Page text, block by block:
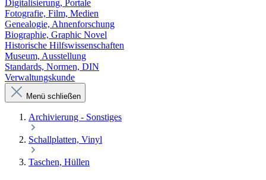
Digitalisierung, Portale
Fotografie, Film, Medien
Genealogie, Ahnenforschung
Biographie, Graphic Novel
Historische Hilfswissenschaften
Museum, Ausstellung
Standards, Normen, DIN
Verwaltungskunde
Menü schließen
Archivierung - Sonstiges
Schallplatten, Vinyl
Taschen, Hüllen